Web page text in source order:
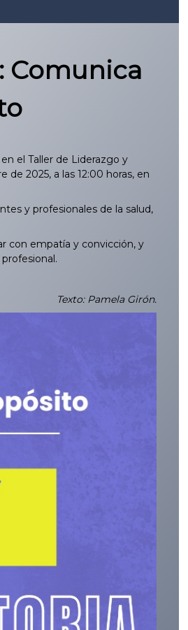
Comunica
el Taller de Liderazgo y
2025, a las 12:00 horas, en
y profesionales de la salud,
con empatía y convicción, y
Texto: Pamela Girón.